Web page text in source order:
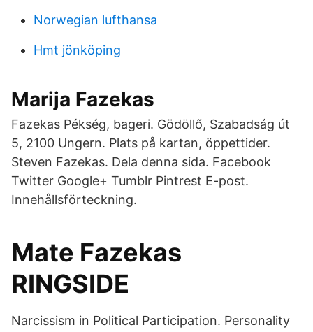
Norwegian lufthansa
Hmt jönköping
Marija Fazekas
Fazekas Pékség, bageri. Gödöllő, Szabadság út
5, 2100 Ungern. Plats på kartan, öppettider.
Steven Fazekas. Dela denna sida. Facebook
Twitter Google+ Tumblr Pintrest E-post.
Innehållsförteckning.
Mate Fazekas
RINGSIDE
Narcissism in Political Participation. Personality